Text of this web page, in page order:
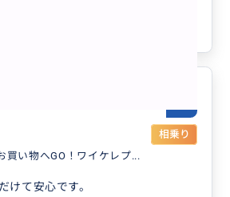
相乗り
買い物へGO！ワイケレプ...
けて安心です。